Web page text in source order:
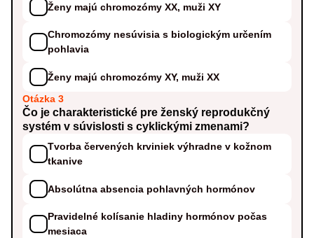
Ženy majú chromozómy XX, muži XY
Chromozómy nesúvisia s biologickým určením
pohlavia
Ženy majú chromozómy XY, muži XX
Otázka 3
Čo je charakteristické pre ženský reprodukčný
systém v súvislosti s cyklickými zmenami?
Tvorba červených krviniek výhradne v kožnom
tkanive
Absolútna absencia pohlavných hormónov
Pravidelné kolísanie hladiny hormónov počas
mesiaca